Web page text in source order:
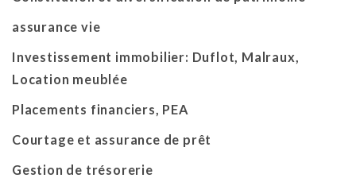
assurance vie
Investissement immobilier: Duflot, Malraux,
Location meublée
Placements financiers, PEA
Courtage et assurance de prêt
Gestion de trésorerie